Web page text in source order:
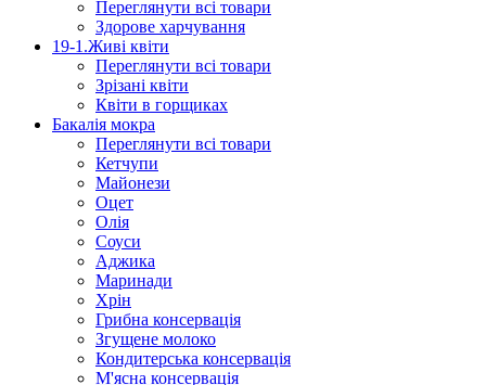
Переглянути всі товари
Здорове харчування
19-1.Живі квіти
Переглянути всі товари
Зрізані квіти
Квіти в горщиках
Бакалія мокра
Переглянути всі товари
Кетчупи
Майонези
Оцет
Олія
Соуси
Аджика
Маринади
Хрін
Грибна консервація
Згущене молоко
Кондитерська консервація
М'ясна консервація